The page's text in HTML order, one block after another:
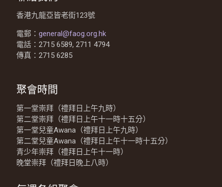
香港九龍亞皆老街123號
電郵： general@faog.org.hk
電話：2715 6589, 2711 4794
傳真：2715 6285
聚會時間
第一堂崇拜（禮拜日上午九時）
第二堂崇拜（禮拜日上午十一時十五分）
第一堂兒童Awana（禮拜日上午九時）
第二堂兒童Awana（禮拜日上午十一時十五分）
青少年崇拜（禮拜日上午十一時）
晚堂崇拜（禮拜日晚上八時）